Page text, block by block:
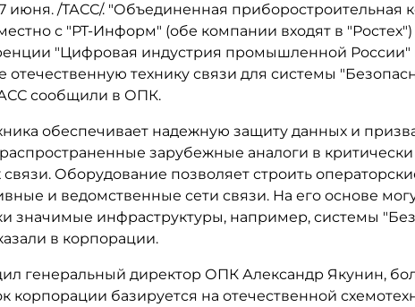
/ТАСС/. "Объединенная приборостроительная
с "РТ-Информ" (обе компании входят в "Ростех")
"Цифровая индустрия промышленной России"
отечественную технику связи для системы
сообщили в ОПК.
обеспечивает надежную защиту данных и
зарубежные аналоги в
связи. Оборудование позволяет строить
и ведомственные сети связи. На его основе
значимые инфраструктуры, например, системы
в корпорации.
генеральный директор ОПК Александр Якунин,
корпорации базируется на отечественной